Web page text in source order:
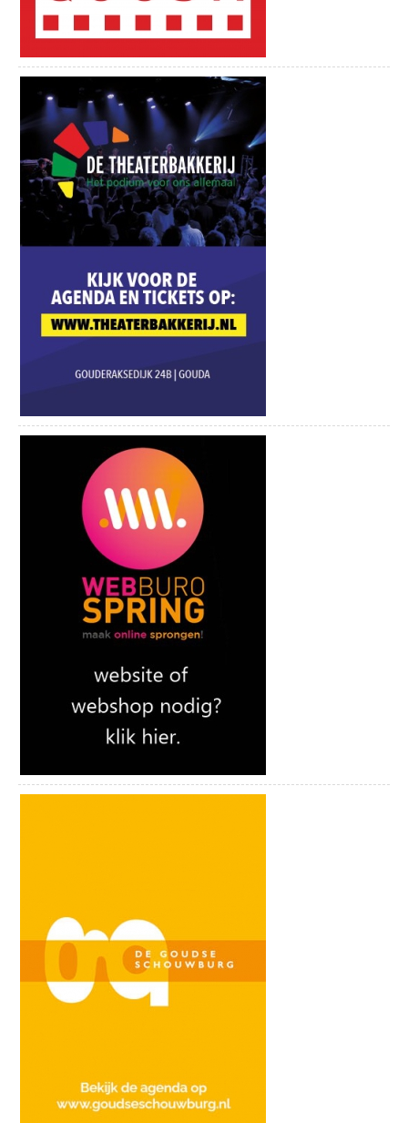
Zuidbroek, Berkenwoude en Achterhoek
naar Gouderak.
Moordrecht, waarna je meteen rechtsaf
slaat om langs het water terug naar Gouda
te fietsen.
In Gouda fiets je via Korte Akkeren terug
naar het centrum.
Leg deze route af met een goede fiets. Ga
je de route met je partner afleggen? Bekijk
dan eens eentransportfiets dames
heren bij Fietsenopfietsen. Hier vind je de
beste fiets voor jouw fietstocht!
Fietsen door Gouda en omgeving (36
km)
Deze route begint in het centrum van
Gouda, en brengt je eerst langs
vervolgens langs de Reeuwijkse plassen.
waarna je om Gouda heen fietst naar
Goudse Hout.
Hier sla je rechtsaf om via Driebruggen om
de Reeuwijkse plassen heen te fietsen.
Daarna fiets je via Reeuwijk weer terug
naar Gouda.
Je volgt deze route de volgende
knooppunten: 42, 41, 11, 10, 9, 41, 12, 34,
35, 50, 37, 36, 49, 20, 21, 45, 46 en 42.